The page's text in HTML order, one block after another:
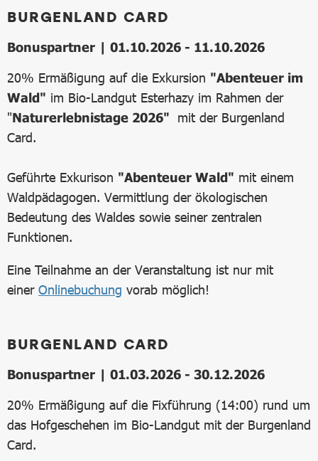
BURGENLAND CARD
Bonuspartner | 01.10.2026 - 11.10.2026
20% Ermäßigung auf die Exkursion "Abenteuer im
Wald" im Bio-Landgut Esterhazy im Rahmen der
"Naturerlebnistage 2026" mit der Burgenland
Card.
Geführte Exkurison "Abenteuer Wald" mit einem
Waldpädagogen. Vermittlung der ökologischen
Bedeutung des Waldes sowie seiner zentralen
Funktionen.
Eine Teilnahme an der Veranstaltung ist nur mit
einer Onlinebuchung vorab möglich!
BURGENLAND CARD
Bonuspartner | 01.03.2026 - 30.12.2026
20% Ermäßigung auf die Fixführung (14:00) rund um
das Hofgeschehen im Bio-Landgut mit der Burgenland
Card.